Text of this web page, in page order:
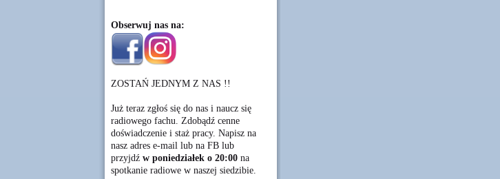
Obserwuj nas na:
ZOSTAŃ JEDNYM Z NAS !!
Już teraz zgłoś się do nas i naucz się
radiowego fachu. Zdobądź cenne
doświadczenie i staż pracy. Napisz na
nasz adres e-mail lub na FB lub
przyjdź w poniedziałek o 20:00na
spotkanie radiowe w naszej siedzibie.